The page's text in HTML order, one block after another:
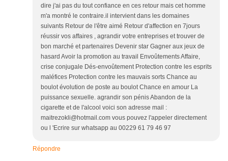
dire j'ai pas du tout confiance en ces retour mais cet homme
m'a montré le contraire.il intervient dans les domaines
suivants Retour de l'être aimé Retour d'affection en 7jours
réussir vos affaires , agrandir votre entreprises et trouver de
bon marché et partenaires Devenir star Gagner aux jeux de
hasard Avoir la promotion au travail Envoûtements Affaire,
crise conjugale Dés-envoûtement Protection contre les esprits
maléfices Protection contre les mauvais sorts Chance au
boulot évolution de poste au boulot Chance en amour La
puissance sexuelle. agrandir son pénis Abandon de la
cigarette et de l'alcool voici son adresse mail :
maitrezokli@hotmail.com vous pouvez l'appeler directement
ou l 'Ecrire sur whatsapp au 00229 61 79 46 97
Répondre